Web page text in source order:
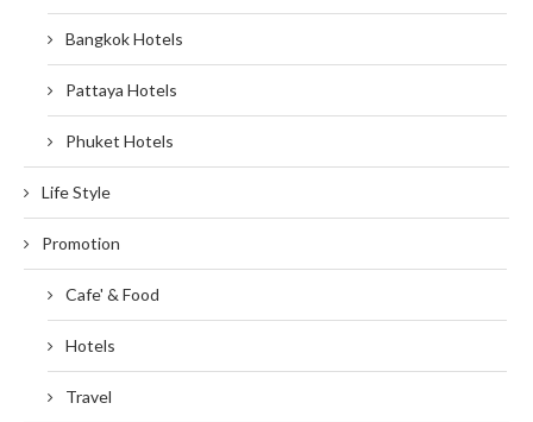
Bangkok Hotels
Pattaya Hotels
Phuket Hotels
Life Style
Promotion
Cafe' & Food
Hotels
Travel